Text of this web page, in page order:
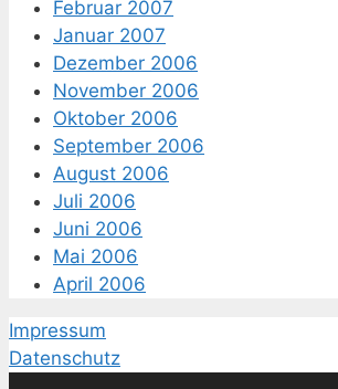
Februar 2007
Januar 2007
Dezember 2006
November 2006
Oktober 2006
September 2006
August 2006
Juli 2006
Juni 2006
Mai 2006
April 2006
Impressum
Datenschutz